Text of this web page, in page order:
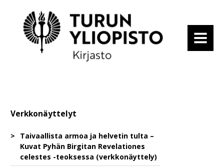
MENU
Verkkonäyttelyt
Taivaallista armoa ja helvetin tulta –
Kuvat Pyhän Birgitan Revelationes
celestes -teoksessa (verkkonäyttely)